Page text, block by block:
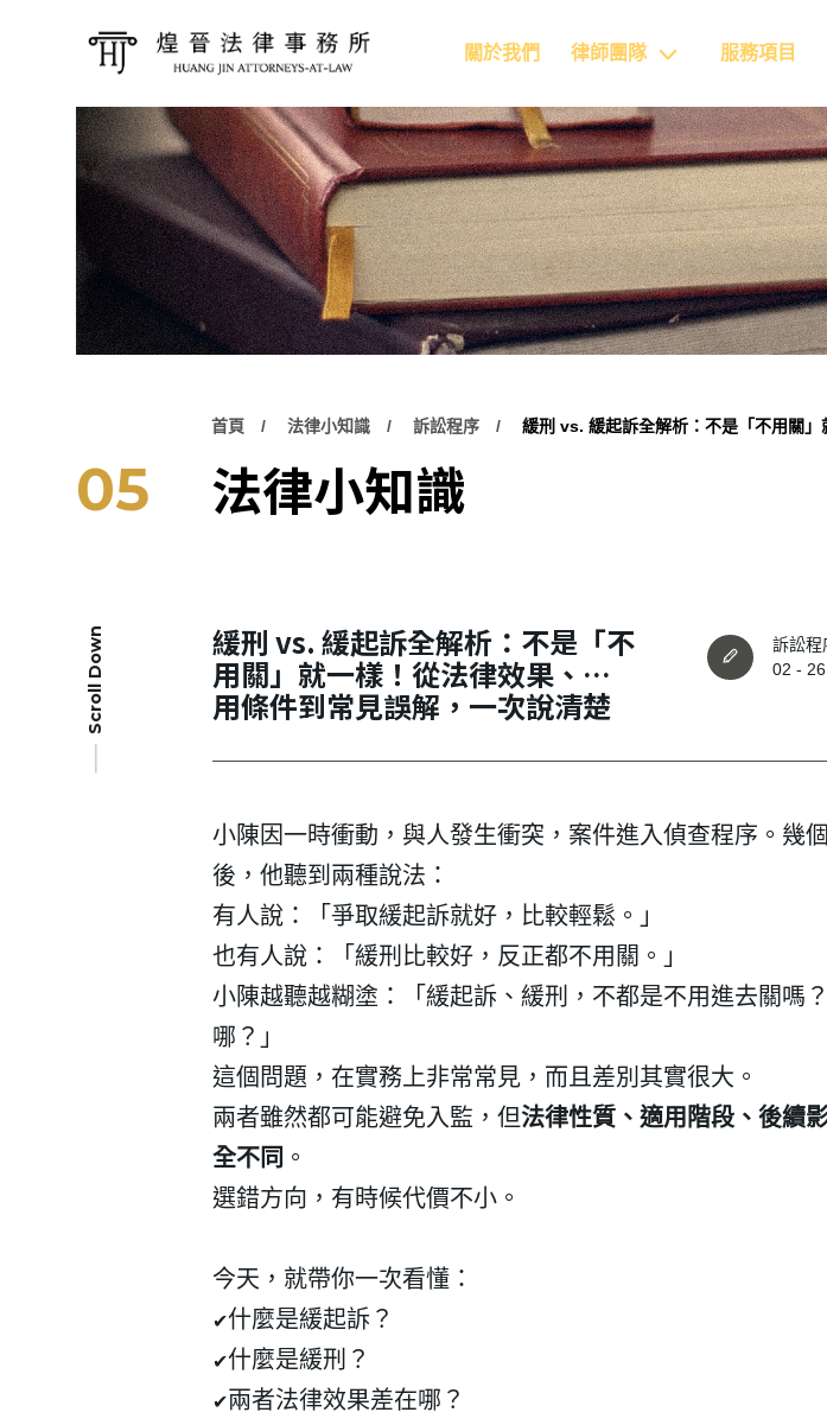
關於我們 律師團隊 服務項目
05
首頁 法律小知識 訴訟程序 緩刑 vs. 緩起訴全解析：不是「不用關
法律小知識
Scroll Down 緩刑 vs. 緩起訴全解析：不是「不
用關」就一樣！從法律效果、適
用條件到常見誤解，一次說清楚
訴訟程
02 -
小陳因一時衝動，與人發生衝突，案件進入偵查程序。幾
後，他聽到兩種說法：
有人說：「爭取緩起訴就好，比較輕鬆。」
也有人說：「緩刑比較好，反正都不用關。」
小陳越聽越糊塗：「緩起訴、緩刑，不都是不用進去關嗎
哪？」
這個問題，在實務上非常常見，而且差別其實很大。
兩者雖然都可能避免入監，但法律性質、適用階段、後續
全不同 。
選錯方向，有時候代價不小。
今天，就帶你一次看懂：
✔什麼是緩起訴？
✔什麼是緩刑？
✔兩者法律效果差在哪？